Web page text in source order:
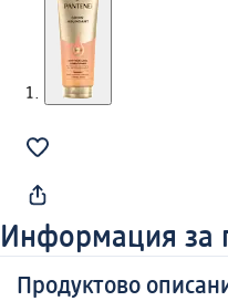
Информация за
Продуктово